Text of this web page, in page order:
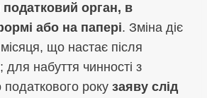
податковий орган, в
або на папері. Зміна діє
що настає після
набуття чинності з
податкового року заяву слід